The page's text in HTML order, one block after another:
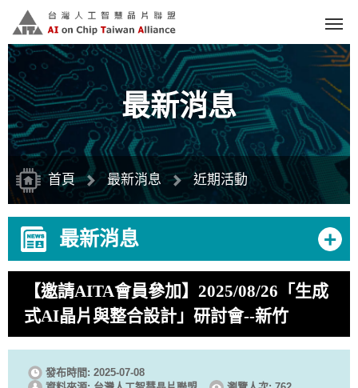
最新消息
首頁 最新消息 近期活動
最新消息 +
【邀請AITA會員參加】2025/08/26「生成
式AI晶片與整合設計」研討會--新竹
發布時間: 2025-07-08